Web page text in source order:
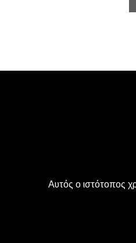
Αυτός ο ιστότοπος